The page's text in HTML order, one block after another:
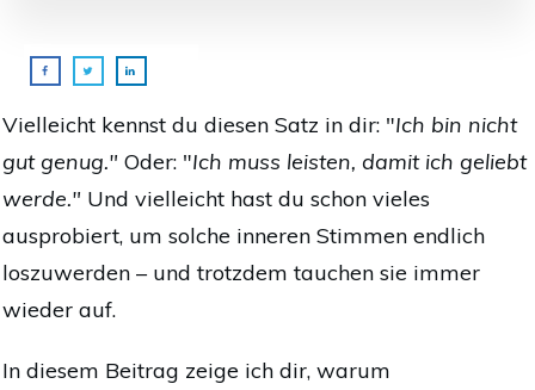
Vielleicht kennst du diesen Satz in dir: "Ich bin nicht
gut genug." Oder: "Ich muss leisten, damit ich geliebt
werde." Und vielleicht hast du schon vieles
ausprobiert, um solche inneren Stimmen endlich
loszuwerden – und trotzdem tauchen sie immer
wieder auf.
In diesem Beitrag zeige ich dir, warum